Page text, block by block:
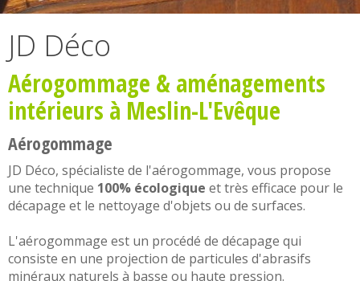
JD Déco
Aérogommage &aménagements
intérieurs à Meslin-L'Evêque
Aérogommage
JD Déco, spécialiste de l'aérogommage, vous propose
une technique 100% écologique et très efficace pour le
décapage et le nettoyage d'objets ou de surfaces.
L'aérogommage est un procédé de décapage qui
consiste en une projection de particules d'abrasifs
minéraux naturels à basse ou haute pression.